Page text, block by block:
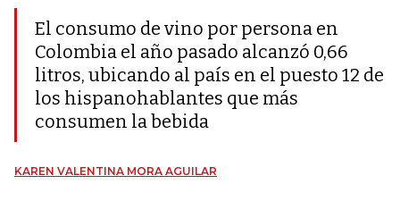
El consumo de vino por persona en
Colombia el año pasado alcanzó 0,66
litros, ubicando al país en el puesto 12 de
los hispanohablantes que más
consumen la bebida
KAREN VALENTINA MORA AGUILAR